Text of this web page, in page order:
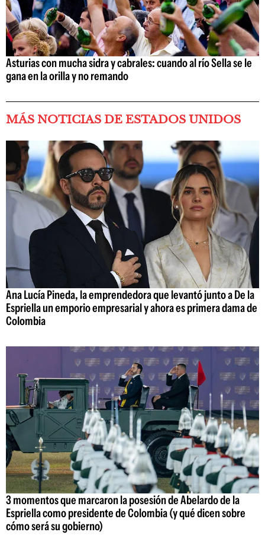
Asturias con mucha sidra y cabrales: cuando al río Sella se le
gana en la orilla y no remando
MÁS NOTICIAS DE ESTADOS UNIDOS
Ana Lucía Pineda, la emprendedora que levantó junto a De la
Espriella un emporio empresarial y ahora es primera dama de
Colombia
3 momentos que marcaron la posesión de Abelardo de la
Espriella como presidente de Colombia (y qué dicen sobre
cómo será su gobierno)